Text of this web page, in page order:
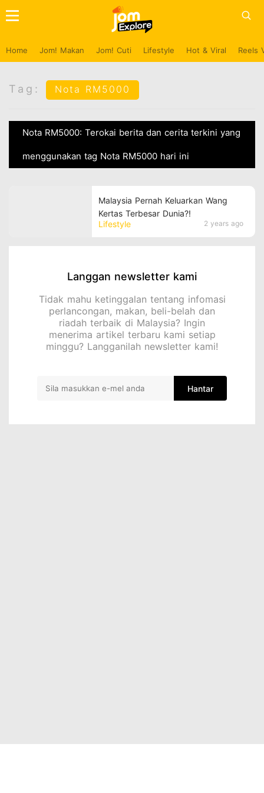
Home Jom! Makan Jom! Cuti Lifestyle Hot & Viral Reels
Tag: Nota RM5000
Nota RM5000: Terokai berita dan cerita terkini yang
menggunakan tag Nota RM5000 hari ini
Lifestyle 2 years ago
Malaysia Pernah Keluarkan Wang
Kertas Terbesar Dunia?!
Langgan newsletter kami
Tidak mahu ketinggalan tentang infomasi
perlancongan, makan, beli-belah dan
riadah terbaik di Malaysia? Ingin
menerima artikel terbaru kami setiap
minggu? Langganilah newsletter kami!
Hantar